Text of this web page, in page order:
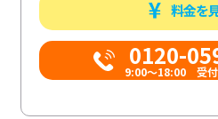
料金を
0120-
9:00〜18:00 受